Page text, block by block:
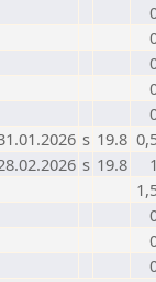
s 19.8
s 19.8